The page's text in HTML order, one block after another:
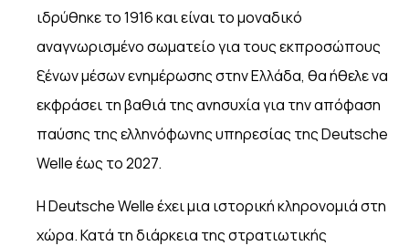
ιδρύθηκε το 1916 και είναι το μοναδικό
αναγνωρισμένο σωματείο για τους εκπροσώπους
ξένων μέσων ενημέρωσης στην Ελλάδα, θα ήθελε να
εκφράσει τη βαθιά της ανησυχία για την απόφαση
παύσης της ελληνόφωνης υπηρεσίας της Deutsche
Welle έως το 2027.
Η Deutsche Welle έχει μια ιστορική κληρονομιά στη
χώρα. Κατά τη διάρκεια της στρατιωτικής